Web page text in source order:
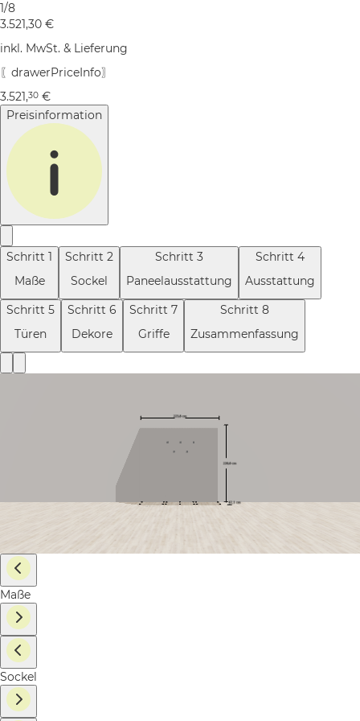
1/8
3.521,30 €
inkl. MwSt. & Lieferung
〖drawerPriceInfo〗
3.521,30 €
Preisinformation
Schritt 1
Maße
Schritt 2
Sockel
Schritt 3
Paneelausstattung
Schritt 4
Ausstattung
Schritt 5
Türen
Schritt 6
Dekore
Schritt 7
Griffe
Schritt 8
Zusammenfassung
Maße
Sockel